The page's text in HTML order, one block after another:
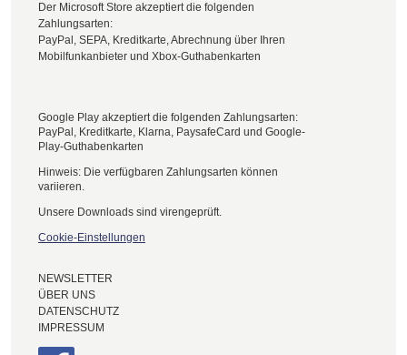
Der Microsoft Store akzeptiert die folgenden
Zahlungsarten:
PayPal, SEPA, Kreditkarte, Abrechnung über Ihren
Mobilfunkanbieter und Xbox-Guthabenkarten
Google Play akzeptiert die folgenden Zahlungsarten:
PayPal, Kreditkarte, Klarna, PaysafeCard und Google-
Play-Guthabenkarten
Hinweis: Die verfügbaren Zahlungsarten können
variieren.
Unsere Downloads sind virengeprüft.
Cookie-Einstellungen
NEWSLETTER
ÜBER UNS
DATENSCHUTZ
IMPRESSUM